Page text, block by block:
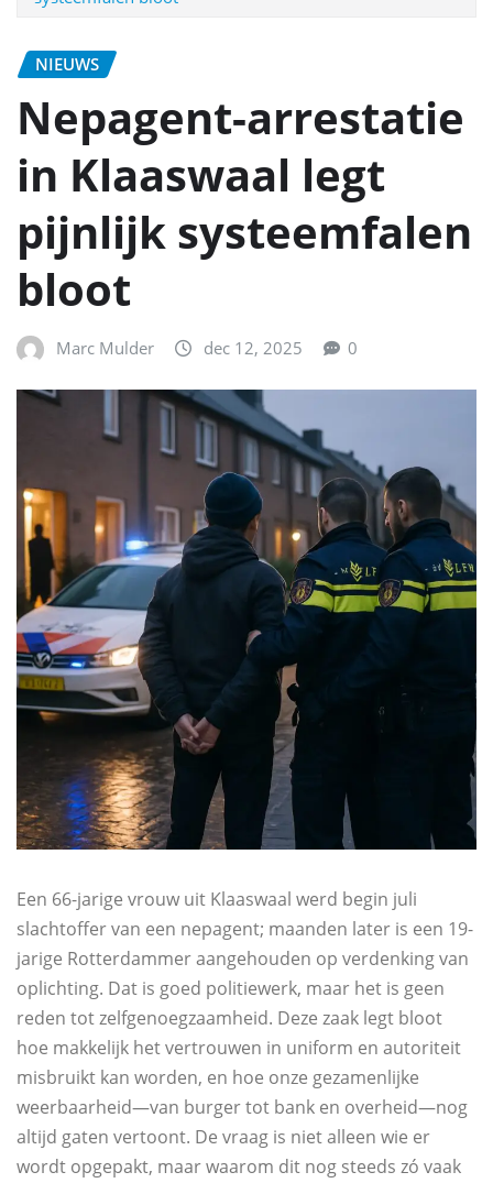
NIEUWS
Nepagent-arrestatie
in Klaaswaal legt
pijnlijk systeemfalen
bloot
Marc Mulder dec 12, 2025 0
Een 66-jarige vrouw uit Klaaswaal werd begin juli
slachtoffer van een nepagent; maanden later is een 19-
jarige Rotterdammer aangehouden op verdenking van
oplichting. Dat is goed politiewerk, maar het is geen
reden tot zelfgenoegzaamheid. Deze zaak legt bloot
hoe makkelijk het vertrouwen in uniform en autoriteit
misbruikt kan worden, en hoe onze gezamenlijke
weerbaarheid—van burger tot bank en overheid—nog
altijd gaten vertoont. De vraag is niet alleen wie er
wordt opgepakt, maar waarom dit nog steeds zó vaak